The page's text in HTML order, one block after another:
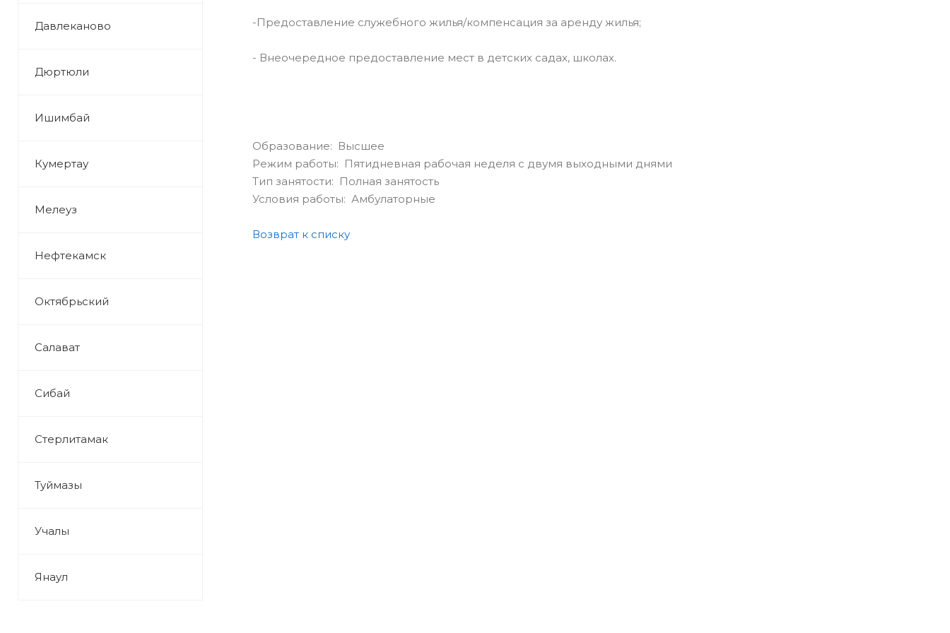
Давлеканово
Дюртюли
Ишимбай
Кумертау
Мелеуз
Нефтекамск
Октябрьский
Салават
Сибай
Стерлитамак
Туймазы
Учалы
Янаул
-Предоставление служебного жилья/компенсация за аренду жилья;
- Внеочередное предоставление мест в детских садах, школах.
Образование: Высшее
Режим работы: Пятидневная рабочая неделя с двумя выходными днями
Тип занятости: Полная занятость
Условия работы: Амбулаторные
Возврат к списку